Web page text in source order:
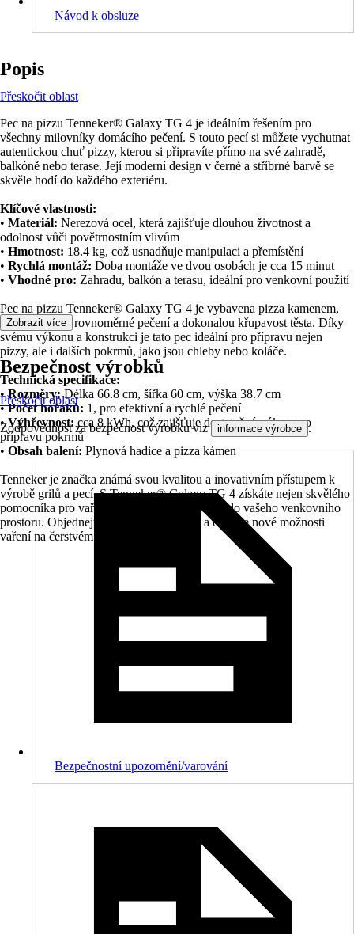
Návod k obsluze
Popis
Přeskočit oblast
Pec na pizzu Tenneker® Galaxy TG 4 je ideálním řešením pro
všechny milovníky domácího pečení. S touto pecí si můžete vychutnat
autentickou chuť pizzy, kterou si připravíte přímo na své zahradě,
balkóně nebo terase. Její moderní design v černé a stříbrné barvě se
skvěle hodí do každého exteriéru.
Klíčové vlastnosti:
• Materiál: Nerezová ocel, která zajišťuje dlouhou životnost a
odolnost vůči povětrnostním vlivům
• Hmotnost: 18.4 kg, což usnadňuje manipulaci a přemístění
• Rychlá montáž: Doba montáže ve dvou osobách je cca 15 minut
• Vhodné pro: Zahradu, balkón a terasu, ideální pro venkovní použití
Pec na pizzu Tenneker® Galaxy TG 4 je vybavena pizza kamenem,
který zajišťuje rovnoměrné pečení a dokonalou křupavost těsta. Díky
svému výkonu a konstrukci je tato pec ideální pro přípravu nejen
pizzy, ale i dalších pokrmů, jako jsou chleby nebo koláče.
Technická specifikace:
•Rozměry:Délka 66.8 cm, šířka 60 cm, výška 38.7 cm
•Počet hořáků: 1, pro efektivní a rychlé pečení
•Výhřevnost: cca 8 kWh, což zajišťuje dostatečný výkon pro
přípravu pokrmů
• Obsah balení:Plynová hadice a pizza kámen
Tenneker je značka známá svou kvalitou a inovativním přístupem k
výrobě grilů a pecí. S Tenneker® Galaxy TG 4 získáte nejen skvělého
pomocníka pro vaření, ale také stylový prvek do vašeho venkovního
prostoru. Objednejte si tuto pec na pizzu a objevte nové možnosti
vaření na čerstvém vzduchu.
Zobrazit více
Bezpečnost výrobků
Přeskočit oblast
Zodpovědnost za bezpečnost výrobku viz informace výrobce .
Bezpečnostní upozornění/varování